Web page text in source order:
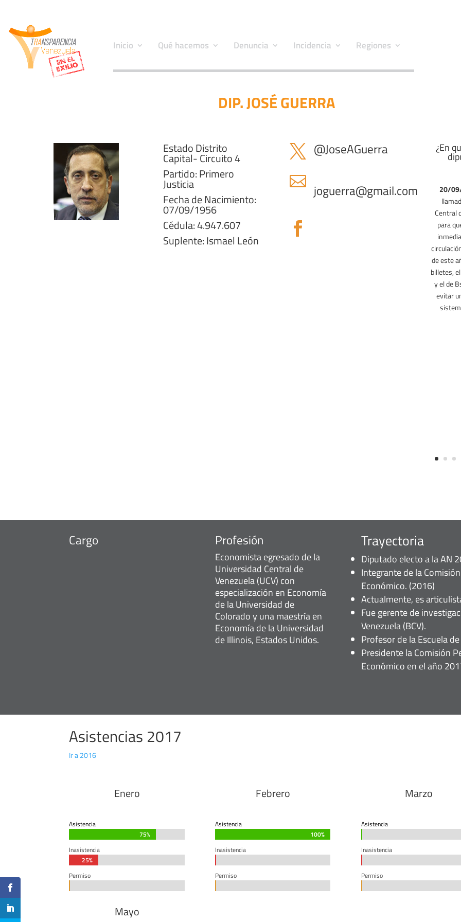
Inicio Qué hacemos Denuncia Incidencia Regiones
DIP. JOSÉ GUERRA
Estado Distrito
Capital- Circuito 4
Partido: Primero
Justicia
Fecha de Nacimiento:
07/09/1956
Cédula: 4.947.607
Suplente: Ismael León
 @JoseAGuerra

joguerra@gmail.com

¿En
20/
Central
para
de este
billetes,
y el de
evitar
14/09/
Cargo Profesión
Economista egresado de la
Universidad Central de
Venezuela (UCV) con
especialización en Economía
de la Universidad de
Colorado y una maestría en
Economía de la Universidad
de Illinois, Estados Unidos.
Trayectoria
Diputado electo a la AN
Integrante de la
Económico. (2016)
Actualmente, es
Fue gerente de
Venezuela (BCV).
Profesor de la Escuela
Presidente la Comisión
Económico en el año
Asistencias 2017
Ir a 2016
Enero
Asistencia
75%
75%
Inasistencia
25%
25%
Permiso
Mayo
Febrero
Asistencia
100%
100%
Inasistencia
Permiso
Marzo
Asistencia
Inasistencia
Permiso